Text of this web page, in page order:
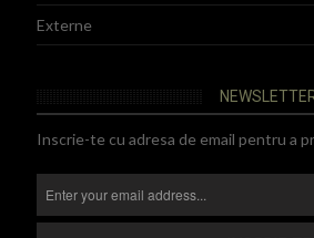
Externe
Inscrie-te cu adresa de email pentru a